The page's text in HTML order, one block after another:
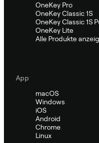
OneKey Pro
OneKey Classic 1S
OneKey Classic 1S
OneKey Lite
Alle Produkte
App
macOS
Windows
iOS
Android
Chrome
Linux